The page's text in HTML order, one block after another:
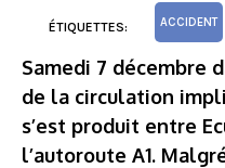
ÉTIQUETTES: ACCIDENT
Samedi 7 décembre
de la circulation
s’est produit entre
l’autoroute A1.